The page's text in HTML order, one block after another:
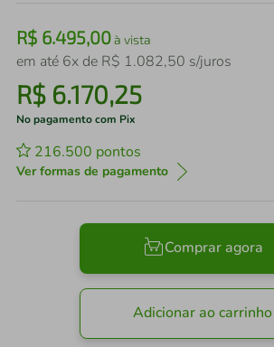
R$ 6.495,00à vista
em até 6x de R$ 1.082,50 s/juros
R$ 6.170,25
No pagamento com Pix
216.500 pontos
Ver formas de pagamento
Comprar agora
Adicionar ao carrinho